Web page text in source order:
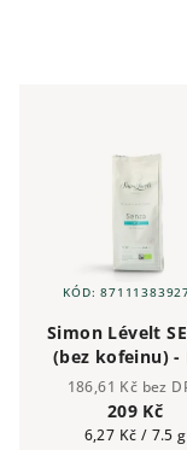
Simon Lévelt
(bez kofeinu) -
250g mletá
186,61 Kč bez
209 Kč
Měrná
6,27 Kč / 7.5 g
KÓD: